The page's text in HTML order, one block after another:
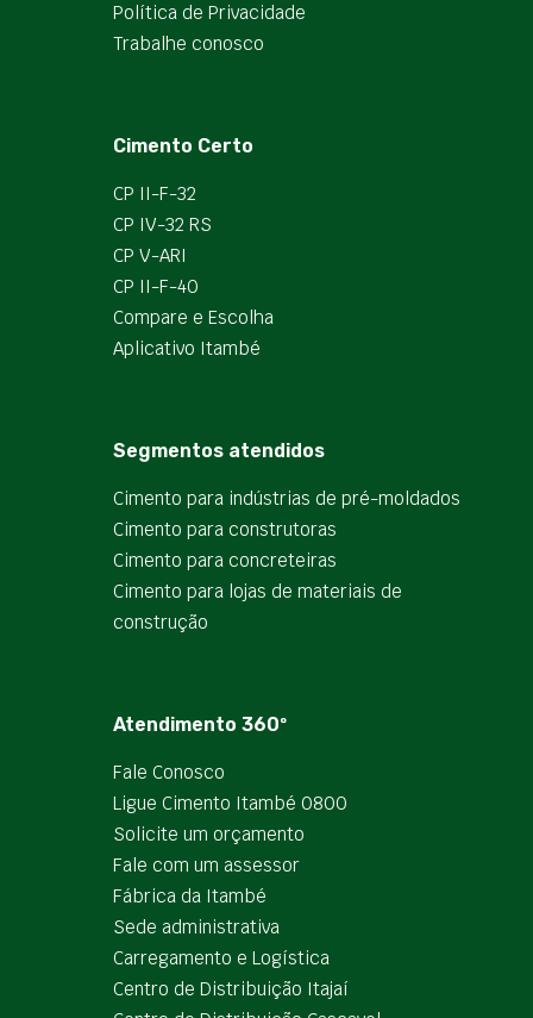
Política de Privacidade
Trabalhe conosco
Cimento Certo
CP II-F-32
CP IV-32 RS
CP V-ARI
CP II-F-40
Compare e Escolha
Aplicativo Itambé
Segmentos atendidos
Cimento para indústrias de pré-moldados
Cimento para construtoras
Cimento para concreteiras
Cimento para lojas de materiais de
construção
Atendimento 360º
Fale Conosco
Ligue Cimento Itambé 0800
Solicite um orçamento
Fale com um assessor
Fábrica da Itambé
Sede administrativa
Carregamento e Logística
Centro de Distribuição Itajaí